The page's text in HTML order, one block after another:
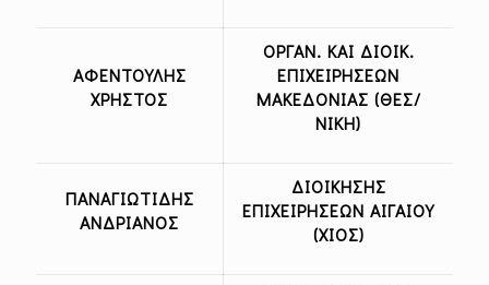
ΑΦΕΝΤΟΥΛΗΣ
ΧΡΗΣΤΟΣ
ΟΡΓΑΝ. ΚΑΙ ΔΙΟΙΚ.
ΕΠΙΧΕΙΡΗΣΕΩΝ
ΜΑΚΕΔΟΝΙΑΣ (ΘΕΣ/
ΝΙΚΗ)
ΠΑΝΑΓΙΩΤΙΔΗΣ
ΑΝΔΡΙΑΝΟΣ
ΔΙΟΙΚΗΣΗΣ
ΕΠΙΧΕΙΡΗΣΕΩΝ ΑΙΓΑΙΟΥ
(ΧΙΟΣ)